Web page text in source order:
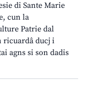
di Sante Marie
cun la
Patrie dal
ricuardâ ducj i
agns si son dadis